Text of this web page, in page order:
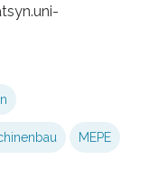
MEPE